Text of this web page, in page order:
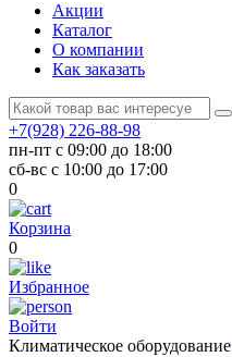
Акции
Каталог
О компании
Как заказать
+7(928) 226-88-98
пн-пт с 09:00 до 18:00
сб-вс с 10:00 до 17:00
0
Корзина
0
Избранное
Войти
Климатическое оборудование